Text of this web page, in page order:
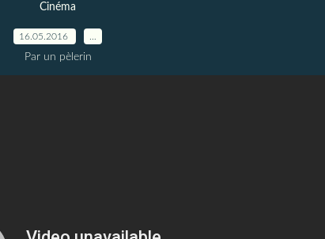
Cinéma
16.05.2016
Par un pèlerin